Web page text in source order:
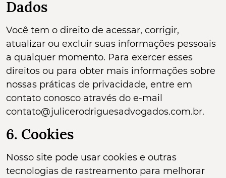
Dados
Você tem o direito de acessar, corrigir,
atualizar ou excluir suas informações pessoais
a qualquer momento. Para exercer esses
direitos ou para obter mais informações sobre
nossas práticas de privacidade, entre em
contato conosco através do e-mail
contato@julicerodriguesadvogados.com.br.
6. Cookies
Nosso site pode usar cookies e outras
tecnologias de rastreamento para melhorar